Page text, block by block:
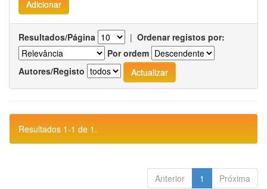
Resultados/Página | Ordenar registos por:
Por ordem
Autores/Registo
Resultados 1-1 de 1.
Anterior 1 Próxima